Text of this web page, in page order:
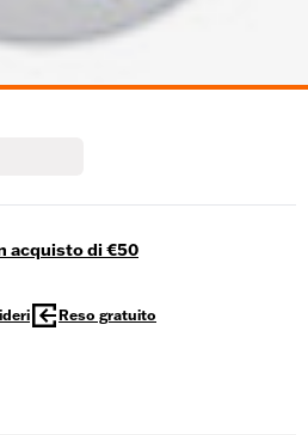
acquisto di €50
Reso gratuito